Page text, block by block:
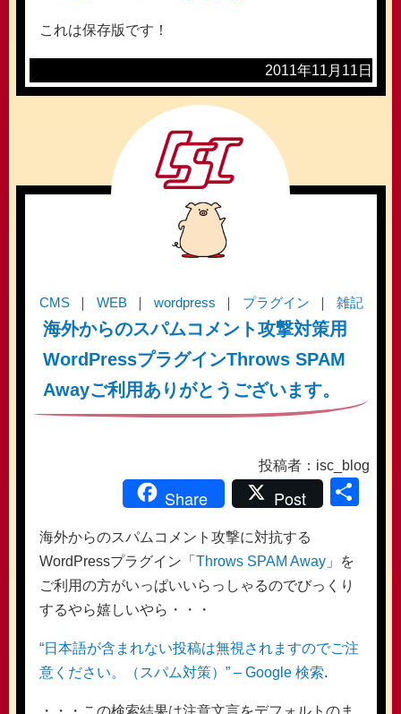
これは保存版です！
2011年11月11日
CMS WEB wordpress プラグイン 雑記
海外からのスパムコメント攻撃対策用
WordPressプラグインThrows SPAM
Awayご利用ありがとうございます。
投稿者：isc_blog
Share Post
共
海外からのスパムコメント攻撃に対抗する
WordPressプラグイン「 Throws SPAM Away」を
ご利用の方がいっぱいいらっしゃるのでびっくり
するやら嬉しいやら・・・
“日本語が含まれない投稿は無視されますのでご注
意ください。（スパム対策）” – Google 検索.
・・・この検索結果は注意文言をデフォルトのま